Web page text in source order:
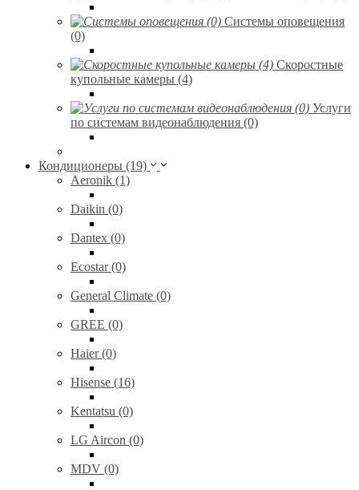
Системы оповещения
(0)
Скоростные
купольные камеры (4)
Услуги
по системам видеонаблюдения (0)
Кондиционеры (19)
Aeronik (1)
Daikin (0)
Dantex (0)
Ecostar (0)
General Climate (0)
GREE (0)
Haier (0)
Hisense (16)
Kentatsu (0)
LG Aircon (0)
MDV (0)